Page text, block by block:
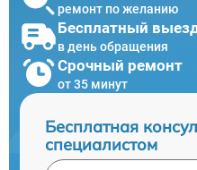
ремонт по желанию
Бесплатный
в день обращения
Срочный ремонт
от 35 минут
Бесплатная
специалистом